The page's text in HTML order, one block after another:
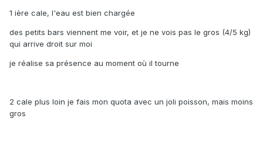
1 ière cale, l'eau est bien chargée
des petits bars viennent me voir, et je ne vois pas le gros (4/5 kg)
qui arrive droit sur moi
je réalise sa présence au moment où il tourne
2 cale plus loin je fais mon quota avec un joli poisson, mais moins
gros